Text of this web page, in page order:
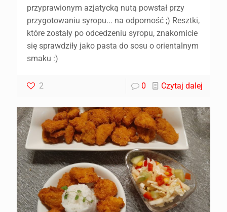
przyprawionym azjatycką nutą powstał przy
przygotowaniu syropu... na odporność ;) Resztki,
które zostały po odcedzeniu syropu, znakomicie
się sprawdziły jako pasta do sosu o orientalnym
smaku :)
2 0 Czytaj dalej